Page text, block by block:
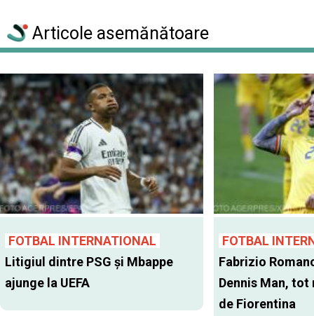
Articole asemănătoare
FOTBAL INTERNATIONAL
Litigiul dintre PSG şi Mbappe
ajunge la UEFA
FOTBAL
Fabrizio
Dennis Man, tot
de Fiorentina